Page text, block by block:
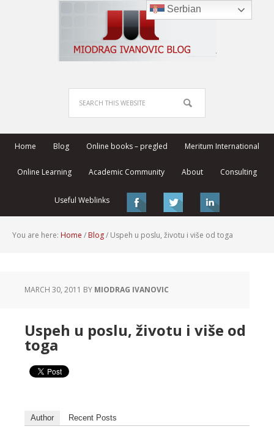
Home Blog Online books – pregled Meritum International
Online Learning Academic Community About Consulting
Useful Weblinks
You are here: Home / Blog/ Uspeh u poslu, životu i više od toga
MARCH 30, 2011 BY MIODRAG IVANOVIC
Uspeh u poslu, životu i više od
toga
Author Recent Posts
Serbian